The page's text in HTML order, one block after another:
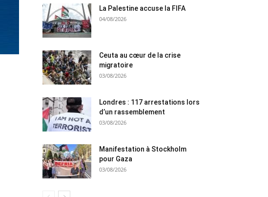
La Palestine accuse la FIFA
04/08/2026
Ceuta au cœur de la crise
migratoire
03/08/2026
Londres : 117 arrestations lors
d’un rassemblement
03/08/2026
Manifestation à Stockholm
pour Gaza
03/08/2026